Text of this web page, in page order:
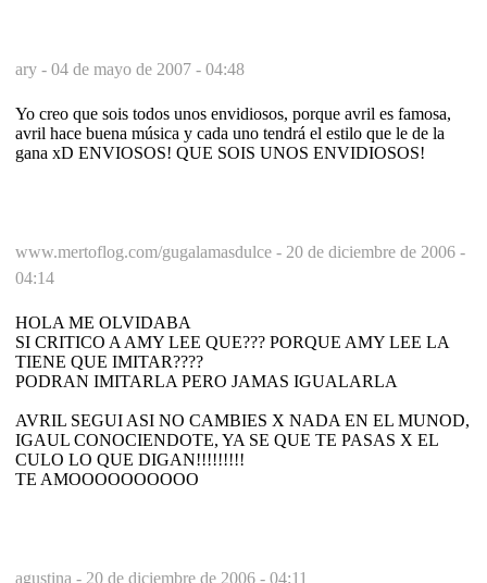
ary - 04 de mayo de 2007 - 04:48
Yo creo que sois todos unos envidiosos, porque avril es famosa,
avril hace buena música y cada uno tendrá el estilo que le de la
gana xD ENVIOSOS! QUE SOIS UNOS ENVIDIOSOS!
www.mertoflog.com/gugalamasdulce - 20 de diciembre de 2006 -
04:14
HOLA ME OLVIDABA
SI CRITICO A AMY LEE QUE??? PORQUE AMY LEE LA
TIENE QUE IMITAR????
PODRAN IMITARLA PERO JAMAS IGUALARLA
AVRIL SEGUI ASI NO CAMBIES X NADA EN EL MUNOD,
IGAUL CONOCIENDOTE, YA SE QUE TE PASAS X EL
CULO LO QUE DIGAN!!!!!!!!!
TE AMOOOOOOOOOO
agustina - 20 de diciembre de 2006 - 04:11